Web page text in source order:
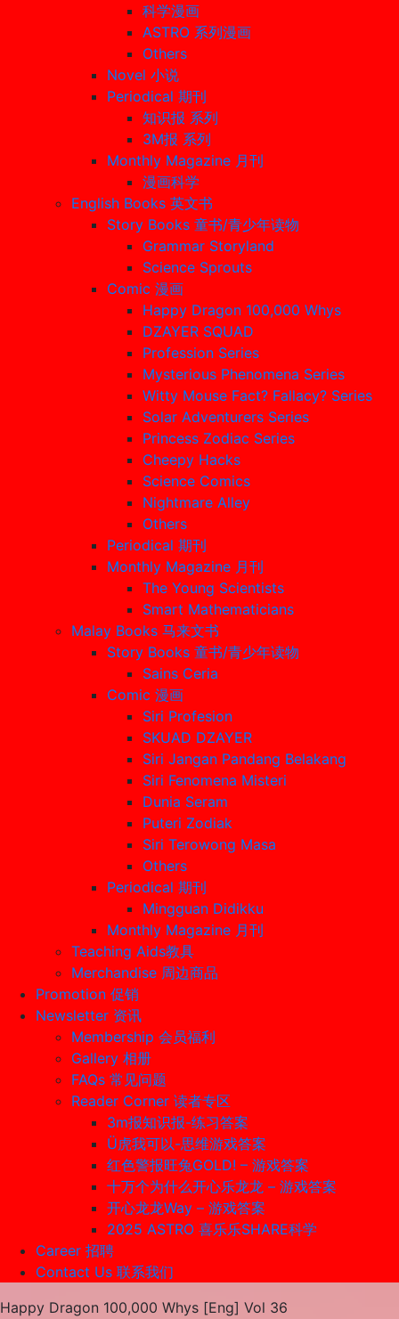
科学漫画
ASTRO 系列漫画
Others
Novel 小说
Periodical 期刊
知识报 系列
3M报 系列
Monthly Magazine 月刊
漫画科学
English Books 英文书
Story Books 童书/青少年读物
Grammar Storyland
Science Sprouts
Comic 漫画
Happy Dragon 100,000 Whys
DZAYER SQUAD
Profession Series
Mysterious Phenomena Series
Witty Mouse Fact? Fallacy? Series
Solar Adventurers Series
Princess Zodiac Series
Cheepy Hacks
Science Comics
Nightmare Alley
Others
Periodical 期刊
Monthly Magazine 月刊
The Young Scientists
Smart Mathematicians
Malay Books 马来文书
Story Books 童书/青少年读物
Sains Ceria
Comic 漫画
Siri Profesion
SKUAD DZAYER
Siri Jangan Pandang Belakang
Siri Fenomena Misteri
Dunia Seram
Puteri Zodiak
Siri Terowong Masa
Others
Periodical 期刊
Mingguan Didikku
Monthly Magazine 月刊
Teaching Aids教具
Merchandise 周边商品
Promotion 促销
Newsletter 资讯
Membership 会员福利
Gallery 相册
FAQs 常见问题
Reader Corner 读者专区
3m报知识报-练习答案
Ü虎我可以-思维游戏答案
红色警报旺兔GOLD! – 游戏答案
十万个为什么开心乐龙龙 – 游戏答案
开心龙龙Way – 游戏答案
2025 ASTRO 喜乐乐SHARE科学
Career 招聘
Contact Us 联系我们
Happy Dragon 100,000 Whys [Eng] Vol 36